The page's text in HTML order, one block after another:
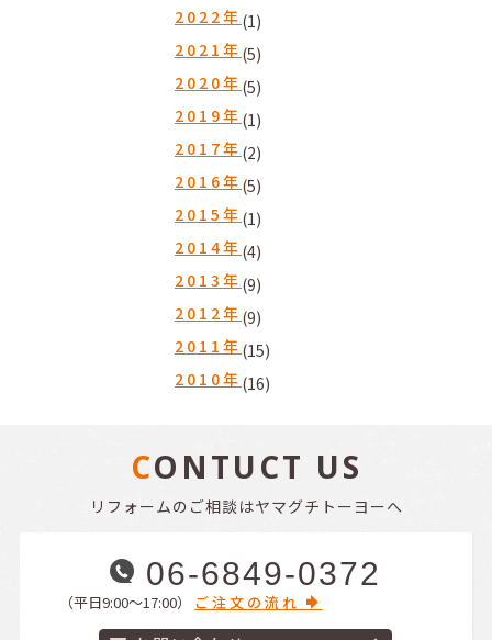
2022年 (1)
2021年 (5)
2020年 (5)
2019年 (1)
2017年 (2)
2016年 (5)
2015年 (1)
2014年 (4)
2013年 (9)
2012年 (9)
2011年 (15)
2010年 (16)
CONTUCT US
リフォームのご相談はヤマグチトーヨーへ
06-6849-0372
（平日9:00〜17:00） ご注文の流れ